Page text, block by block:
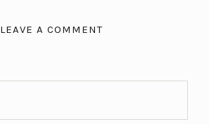
LEAVE A COMMENT